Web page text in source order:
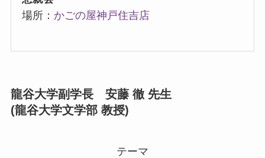
場所： かごの屋神戸住吉店
龍谷大学副学長 安藤 徹 先生
(龍谷大学文学部 教授)
テーマ